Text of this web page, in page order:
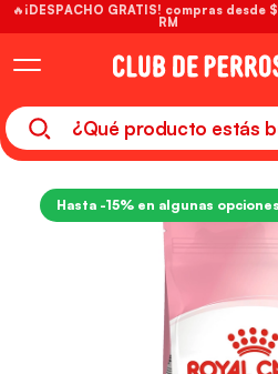
Hasta -15% en algunas opciones
Solo web
🔥¡DESPACHO GRATIS! compras desde
RM